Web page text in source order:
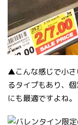
▲こんな感じで小さ
るタイプもあり、
にも最適ですよね。